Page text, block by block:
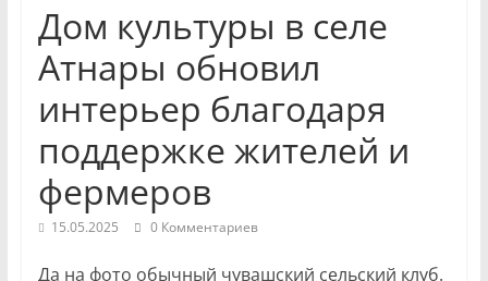
Чебоксар.
События
происшествия,
интервью,
инсайды.
Дом культуры в селе
Атнары обновил
интерьер благодаря
поддержке жителей и
фермеров
15.05.2025 0 Комментариев
Да на фото обычный чувашский сельский клуб.